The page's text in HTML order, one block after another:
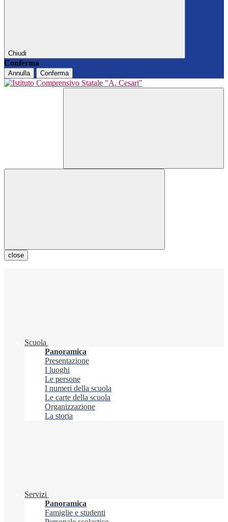
Chiudi
Conferma
Annulla Conferma
close
Scuola
Panoramica
Presentazione
I luoghi
Le persone
I numeri della scuola
Le carte della scuola
Organizzazione
La storia
Servizi
Panoramica
Famiglie e studenti